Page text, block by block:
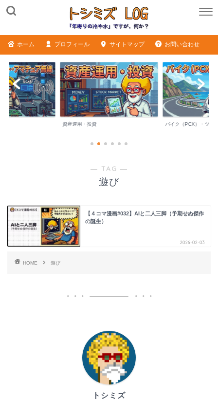
ホーム プロフィール サイトマップ お問い合わせ
資産運用・投資 バイク（PCX）・ツー
― TAG ―
遊び
【４コマ漫画#032】AIと二人三脚（予期せぬ傑作
の誕生）
2026-02-03
HOME 遊び
トシミズ